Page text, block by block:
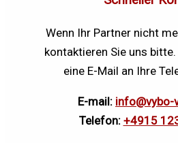
Wenn Ihr Partner nicht
kontaktieren Sie uns
eine E-Mail an Ihre
E-mail: info@vybo-
Telefon: +4915